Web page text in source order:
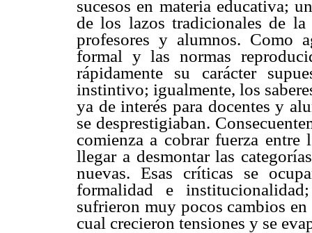
sucesos en materia educativa;
de los lazos tradicionales de
profesores y alumnos. Como
formal y las normas
rápidamente su carácter
instintivo; igualmente, los
ya de interés para docentes y
se desprestigiaban.
comienza a cobrar fuerza entre
llegar a desmontar las
nuevas. Esas críticas se
formalidad e
sufrieron muy pocos cambios
cual crecieron tensiones y se